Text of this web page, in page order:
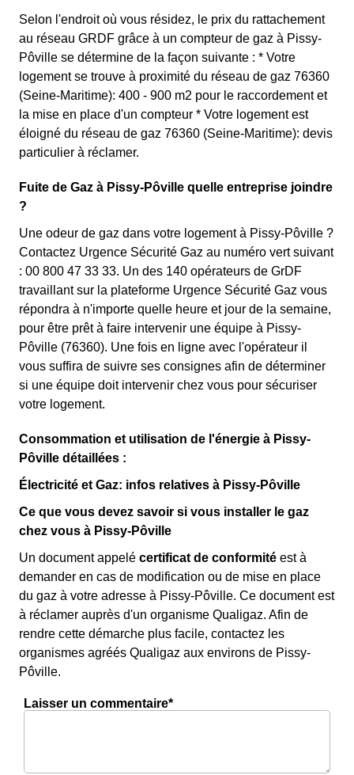
Selon l'endroit où vous résidez, le prix du rattachement
au réseau GRDF grâce à un compteur de gaz à Pissy-
Pôville se détermine de la façon suivante : * Votre
logement se trouve à proximité du réseau de gaz 76360
(Seine-Maritime): 400 - 900 m2 pour le raccordement et
la mise en place d'un compteur * Votre logement est
éloigné du réseau de gaz 76360 (Seine-Maritime): devis
particulier à réclamer.
Fuite de Gaz à Pissy-Pôville quelle entreprise joindre
?
Une odeur de gaz dans votre logement à Pissy-Pôville ?
Contactez Urgence Sécurité Gaz au numéro vert suivant
: 00 800 47 33 33. Un des 140 opérateurs de GrDF
travaillant sur la plateforme Urgence Sécurité Gaz vous
répondra à n'importe quelle heure et jour de la semaine,
pour être prêt à faire intervenir une équipe à Pissy-
Pôville (76360). Une fois en ligne avec l'opérateur il
vous suffira de suivre ses consignes afin de déterminer
si une équipe doit intervenir chez vous pour sécuriser
votre logement.
Consommation et utilisation de l'énergie à Pissy-
Pôville détaillées :
Électricité et Gaz: infos relatives à Pissy-Pôville
Ce que vous devez savoir si vous installer le gaz
chez vous à Pissy-Pôville
Un document appelé certificat de conformité est à
demander en cas de modification ou de mise en place
du gaz à votre adresse à Pissy-Pôville. Ce document est
à réclamer auprès d'un organisme Qualigaz. Afin de
rendre cette démarche plus facile, contactez les
organismes agréés Qualigaz aux environs de Pissy-
Pôville.
Laisser un commentaire*